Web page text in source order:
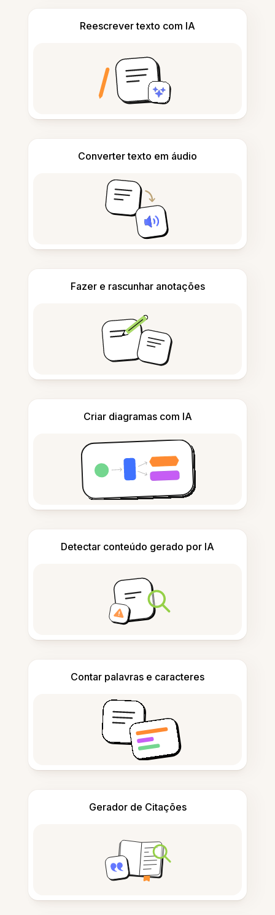
Reescrever texto com IA
Converter texto em áudio
Fazer e rascunhar anotações
Criar diagramas com IA
Detectar conteúdo gerado por IA
Contar palavras e caracteres
Gerador de Citações